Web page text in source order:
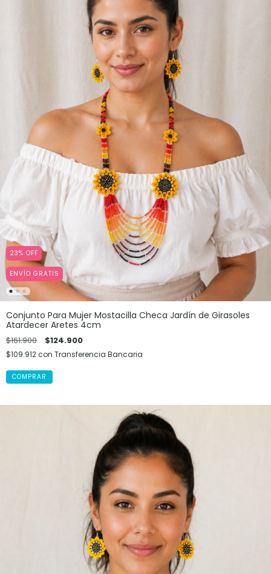
23% OFF
ENVÍO GRATIS
Conjunto Para Mujer Mostacilla Checa Jardín de Girasoles
Atardecer Aretes 4cm
$161.900 $124.900
$109.912con Transferencia Bancaria
COMPRAR